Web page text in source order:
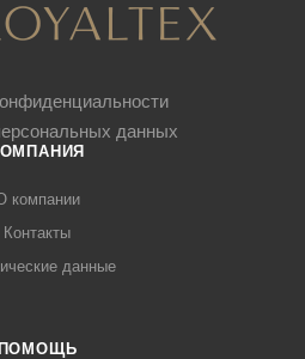
данных
компании
Контакты
данные
ПОМОЩЬ